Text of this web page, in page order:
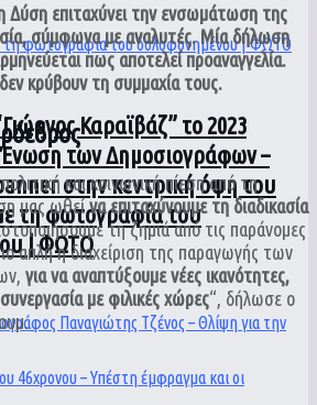
Καραϊβάζ” το 2023
των Δημοσιογράφων –
στην κεντρική όψη του
τη φωτογραφία του
| ΦΩΤΟ
Δύση επιταχύνει την ενσωμάτωση της
σύμφωνα με αναλυτές. Μία δήλωση
πως αποτελεί προαναγγελία.
κρύβουν τη συμμαχία τους.
και κοινωνική πίεση από τη
μας ωθείνα επιταχύνουμε τη διαδικασία
τη ζημιά από τις παράνομες
απλή η διαχείριση της παραγωγής των
για να αναπτύξουμε νέες ικανότητες,
με φιλικές χώρες“, δήλωσε ο